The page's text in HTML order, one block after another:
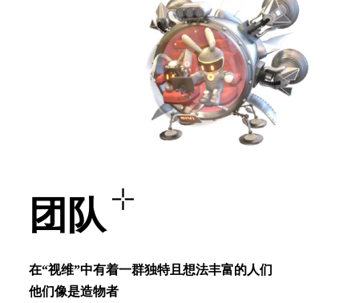
团队
在“视维”中有着⼀群独特且想法丰富的⼈们
他们像是造物者